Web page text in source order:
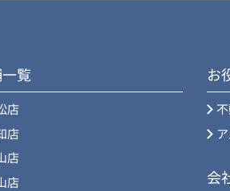
覧
店
店
店
店
お
会